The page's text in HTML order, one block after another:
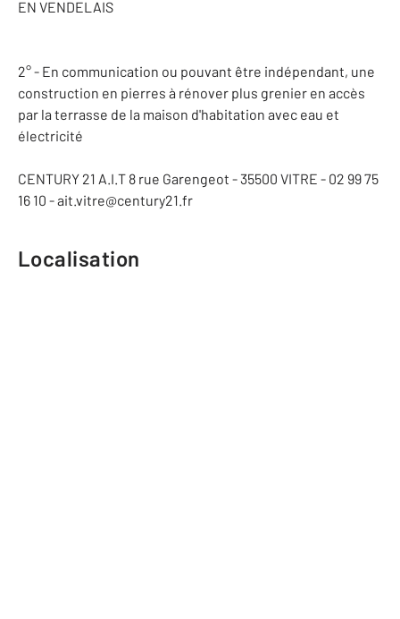
EN VENDELAIS
2° - En communication ou pouvant être indépendant, une
construction en pierres à rénover plus grenier en accès
par la terrasse de la maison d'habitation avec eau et
électricité
CENTURY 21 A.I.T 8 rue Garengeot - 35500 VITRE - 02 99 75
16 10 - ait.vitre@century21.fr
Localisation